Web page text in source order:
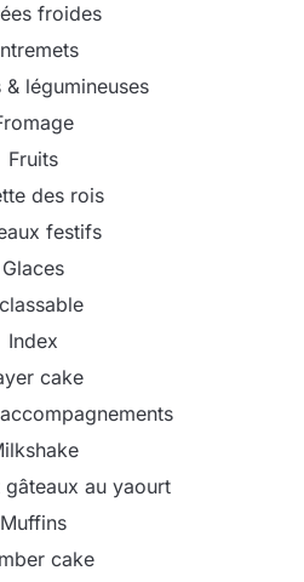
froides
& légumineuses
Fruits
des rois
festifs
Glaces
Index
cake
gâteaux au yaourt
Muffins
cake